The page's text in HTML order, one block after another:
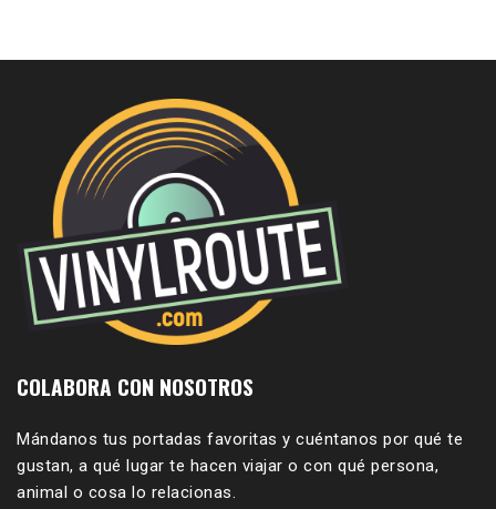
COLABORA CON NOSOTROS
Mándanos tus portadas favoritas y cuéntanos por qué te
gustan, a qué lugar te hacen viajar o con qué persona,
animal o cosa lo relacionas.